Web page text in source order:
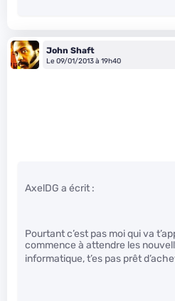
John Shaft
Le 09/01/2013 à 19h40
AxelDG a écrit :
Pourtant c’est pas moi qui va
commence à attendre les
informatique, t’es pas prêt